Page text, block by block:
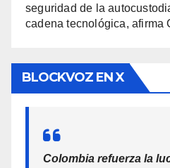
seguridad de la
cadena tecnológica, afirma
BLOCKVOZ EN X
Colombia refuerza la